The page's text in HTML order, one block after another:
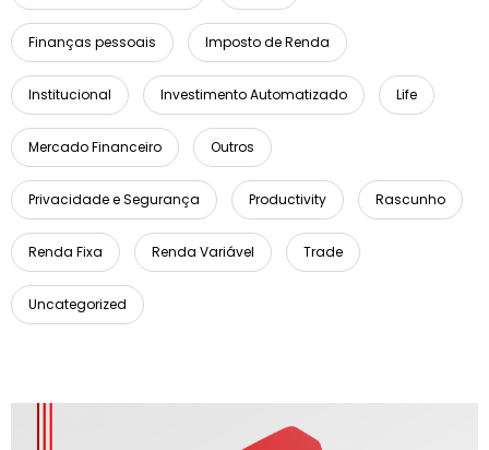
Finanças pessoais Imposto de Renda
Institucional Investimento Automatizado Life
Mercado Financeiro Outros
Privacidade e Segurança Productivity Rascunho
Renda Fixa Renda Variável Trade
Uncategorized